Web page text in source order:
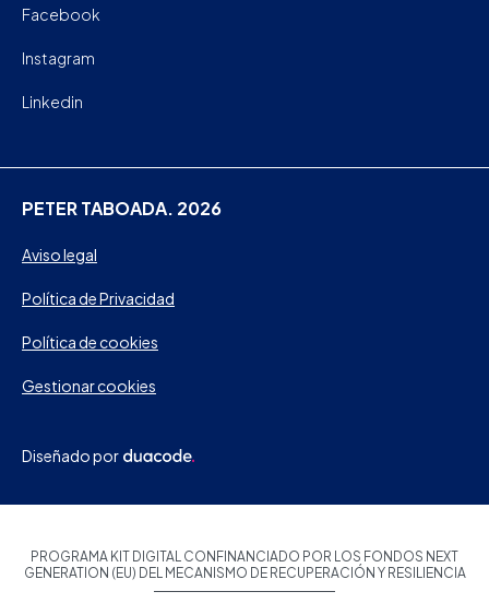
Facebook
Instagram
Linkedin
PETER TABOADA. 2026
Aviso legal
Política de Privacidad
Política de cookies
Gestionar cookies
Diseñado por
PROGRAMA KIT DIGITAL CONFINANCIADO POR LOS FONDOS NEXT
GENERATION (EU) DEL MECANISMO DE RECUPERACIÓN Y RESILIENCIA